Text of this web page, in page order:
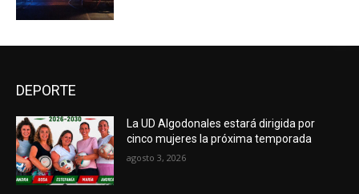
DEPORTE
La UD Algodonales estará dirigida por
cinco mujeres la próxima temporada
agosto 3, 2026